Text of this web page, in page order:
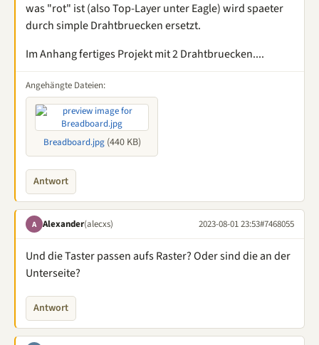
was "rot" ist (also Top-Layer unter Eagle) wird spaeter
durch simple Drahtbruecken ersetzt.
Im Anhang fertiges Projekt mit 2 Drahtbruecken....
Angehängte Dateien:
Breadboard.jpg(440 KB)
Antwort
A Alexander(alecxs) 2023-08-01 23:53#7468055
Und die Taster passen aufs Raster? Oder sind die an der
Unterseite?
Antwort